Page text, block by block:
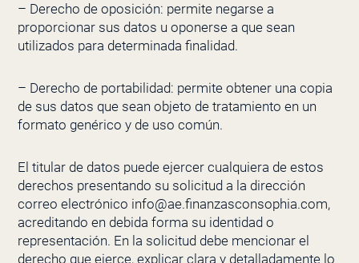
– Derecho de oposición: permite negarse a
proporcionar sus datos u oponerse a que sean
utilizados para determinada finalidad.
– Derecho de portabilidad: permite obtener una copia
de sus datos que sean objeto de tratamiento en un
formato genérico y de uso común.
El titular de datos puede ejercer cualquiera de estos
derechos presentando su solicitud a la dirección
correo electrónico info@ae.finanzasconsophia.com,
acreditando en debida forma su identidad o
representación. En la solicitud debe mencionar el
derecho que ejerce, explicar clara y detalladamente lo